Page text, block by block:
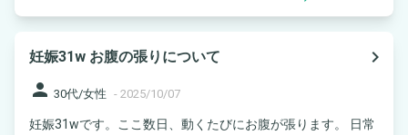
妊娠31w お腹の張りについて
navigate_next
person 30代/女性 - 2025/10/07
妊娠31wです。ここ数日、動くたびにお腹が張ります。 日常